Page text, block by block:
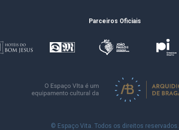
Parceiros Oficiais
© Espaço Vita. Todos os direitos reservados.